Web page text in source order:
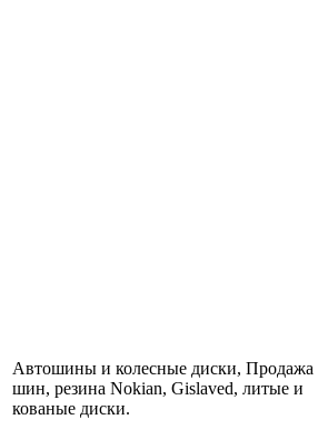
Автошины и колесные диски, Продажа
шин, резина Nokian, Gislaved, литые и
кованые диски.